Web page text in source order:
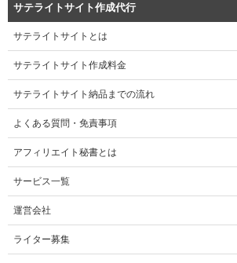
サテライトサイト作成代行
サテライトサイトとは
サテライトサイト作成料金
サテライトサイト納品までの流れ
よくある質問・免責事項
アフィリエイト秘書とは
サービス一覧
運営会社
ライター募集